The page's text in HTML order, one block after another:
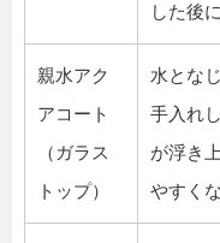
した後
親水アク
アコート
（ガラス
トップ）
水とな
手入れ
が浮き
やすく